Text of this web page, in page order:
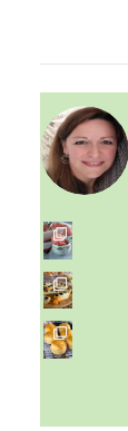
~ NICE CREAM À LA FRAISE ~
Presque un mois que
~ FINANCIERS MYRTILLES ET CITRON ~
Aujourd'hu
~ BUNS MAISON ~
Un peu de boulange par ici au